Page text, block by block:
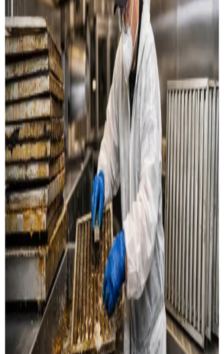
Restaurant & køkken
Rensning af emhætter, fedtkanaler og
udsugningssystemer til restauranter og storkøkkener i
Aalborg.
Læs mere